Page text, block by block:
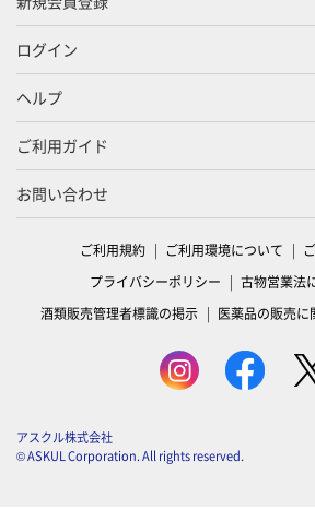
ログイン
ヘルプ
ご利用ガイド
お問い合わせ
ご利用規約 ご利用環境について
プライバシーポリシー
古物営業法
酒類販売管理者標識の掲示
医薬品の販売に
アスクル株式会社
© ASKUL Corporation. All rights reserved.